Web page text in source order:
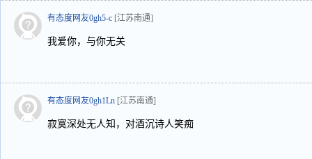
有态度网友0gh5-c [江苏南通]
我爱你，与你无关
有态度网友0gh1Ln [江苏南通]
寂寞深处无人知，对酒沉诗人笑痴